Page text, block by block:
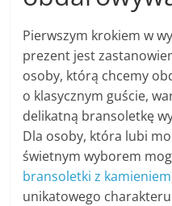
Pierwszym krokiem w
prezent jest
osoby, którą chcemy
o klasycznym guście,
delikatną bransoletkę
Dla osoby, która lubi
świetnym wyborem
bransoletki z kamieniem
unikatowego